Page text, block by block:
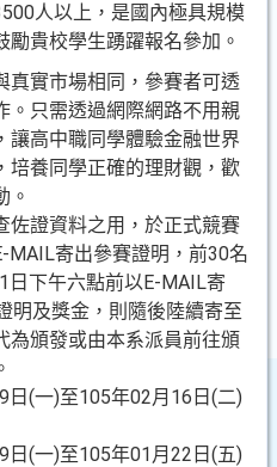
人以上，是國內極具規模
貴校學生踴躍報名參加。
真實市場相同，參賽者可透
。只需透過網際網路不用親
讓高中職同學體驗金融世界
培養同學正確的理財觀，歡
。
佐證資料之用，於正式競賽
MAIL寄出參賽證明，前30名
日下午六點前以E-MAIL寄
明及獎金，則隨後陸續寄至
為頒發或由本系派員前往頒
日(一)至105年02月16日(二)
日(一)至105年01月22日(五)